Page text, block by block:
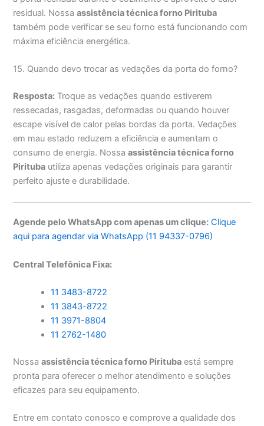
residual. Nossaassistência técnica forno Pirituba
também pode verificar se seu forno está funcionando com
máxima eficiência energética.
15. Quando devo trocar as vedações da porta do forno?
Resposta: Troque as vedações quando estiverem
ressecadas, rasgadas, deformadas ou quando houver
escape visível de calor pelas bordas da porta. Vedações
em mau estado reduzem a eficiência e aumentam o
consumo de energia. Nossaassistência técnica forno
Pirituba utiliza apenas vedações originais para garantir
perfeito ajuste e durabilidade.
Agende pelo WhatsApp com apenas um clique: Clique
aqui para agendar via WhatsApp (11 94337-0796)
Central Telefônica Fixa:
11 3483-8722
11 3843-8722
11 3971-8804
11 2762-1480
Nossaassistência técnica forno Pirituba está sempre
pronta para oferecer o melhor atendimento e soluções
eficazes para seu equipamento.
Entre em contato conosco e comprove a qualidade dos